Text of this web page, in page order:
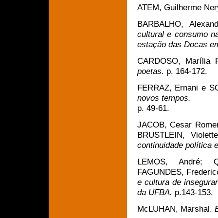
ATEM, Guilherme
BARBALHO,
cultural e consumo
estação das Docas
CARDOSO, Marília
poetas. p. 164-172.
FERRAZ, Ernani e
novos tempos.
p. 49-61.
JACOB, Cesar
BRUSTLEIN,
continuidade política
LEMOS, André;
FAGUNDES,
e cultura de
da UFBA. p.143-153.
McLUHAN, Marshal.